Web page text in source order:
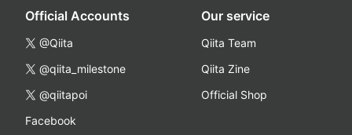
Official Accounts
@Qiita
@qiita_milestone
@qiitapoi
Facebook
Our service
Qiita Team
Qiita Zine
Official Shop